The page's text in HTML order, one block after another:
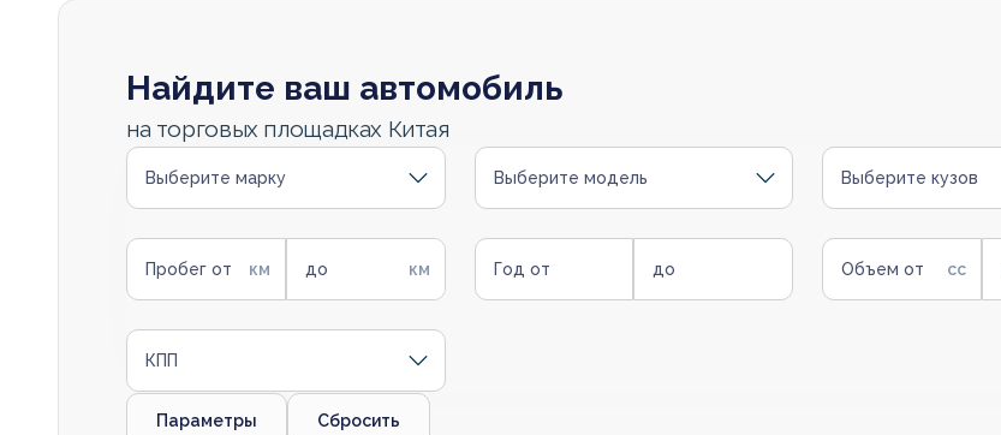
Найдите ваш автомобиль
на торговых площадках Китая
Выберите марку Выберите модель Выберите кузов
Пробег от до Год от до Объем от
КПП
Параметры Сбросить